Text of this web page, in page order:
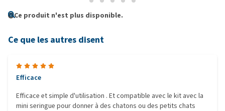
Ce produit n'est plus disponible.
Ce que les autres disent
Efficace
Efficace et simple d'utilisation . Et compatible avec le kit avec la
mini seringue pour donner à des chatons ou des petits chats